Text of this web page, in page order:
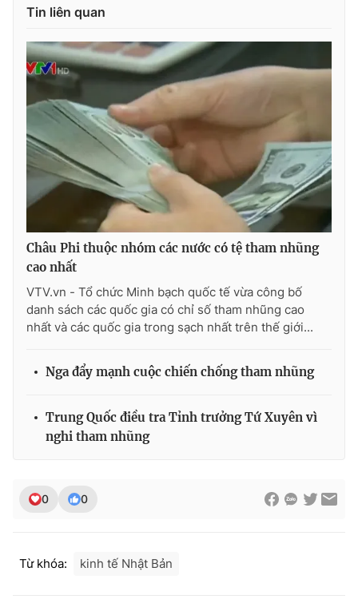
Photo Infographic
Video Shorts video
VTV Money VTV Thể thao
VTV Sức khoẻ Bất động sản
Thị trường 24h Tấm lòng Việt
VTV4
VTV9 VTV8
Liên hệ tòa soạn English
THỜI BÁO VTV
Cơ quan chủ quản:Đài Truyền hình Việt Nam
Tin liên quan
Châu Phi thuộc nhóm các nước có tệ tham nhũng
cao nhất
VTV.vn - Tổ chức Minh bạch quốc tế vừa công bố
danh sách các quốc gia có chỉ số tham nhũng cao
nhất và các quốc gia trong sạch nhất trên thế giới...
Nga đẩy mạnh cuộc chiến chống tham nhũng
Trung Quốc điều tra Tỉnh trưởng Tứ Xuyên vì
nghi tham nhũng
0 0
Từ khóa: kinh tế Nhật Bản